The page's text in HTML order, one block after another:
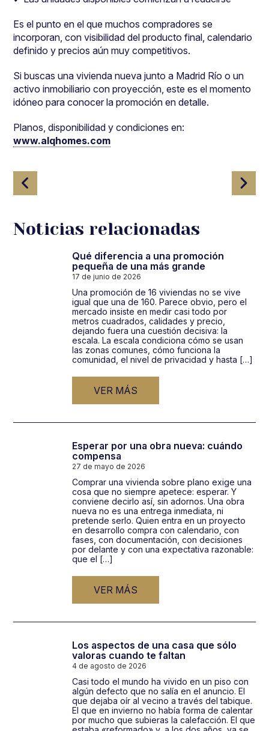
Es el punto en el que muchos compradores se
incorporan, con visibilidad del producto final, calendario
definido y precios aún muy competitivos.
Si buscas una vivienda nueva junto a Madrid Río o un
activo inmobiliario con proyección, este es el momento
idóneo para conocer la promoción en detalle.
Planos, disponibilidad y condiciones en:
www.alqhomes.com
Navegación
entradas
Noticias relacionadas
Qué diferencia a una promoción
pequeña de una más grande
17 de junio de 2026
Una promoción de 16 viviendas no se vive
igual que una de 160. Parece obvio, pero el
mercado insiste en medir casi todo por
metros cuadrados, calidades y precio,
dejando fuera una cuestión decisiva: la
escala. La escala condiciona cómo se usan
las zonas comunes, cómo funciona la
comunidad, el nivel de privacidad y hasta […]
VER MÁS
Esperar por una obra nueva: cuándo
compensa
27 de mayo de 2026
Comprar una vivienda sobre plano exige una
cosa que no siempre apetece: esperar. Y
conviene decirlo así, sin adornos. Una obra
nueva no es una entrega inmediata, ni
pretende serlo. Quien entra en un proyecto
en desarrollo compra con calendario, con
fases, con documentación, con decisiones
por delante y con una expectativa razonable:
que el […]
VER MÁS
Los aspectos de una casa que sólo
valoras cuando te faltan
4 de agosto de 2026
Casi todo el mundo ha vivido en un piso con
algún defecto que no salía en el anuncio. El
que dejaba oír al vecino a través del tabique.
El que en invierno no había forma de calentar
por mucho que subieras la calefacción. El que